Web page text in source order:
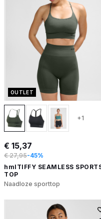
OUTLET
+1
€ 15,37
€ 27,95-45%
hmlTIFFY SEAMLESS
TOP
Naadloze sporttop